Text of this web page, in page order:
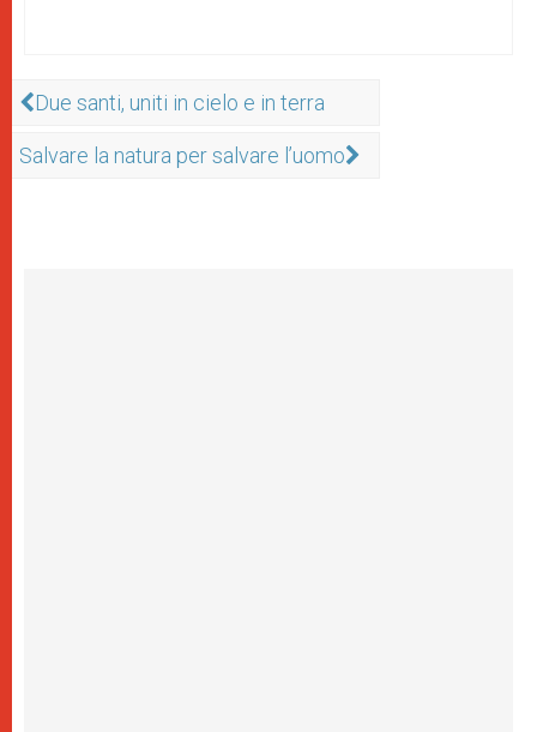
Due santi, uniti in cielo e in terra
Salvare la natura per salvare l’uomo